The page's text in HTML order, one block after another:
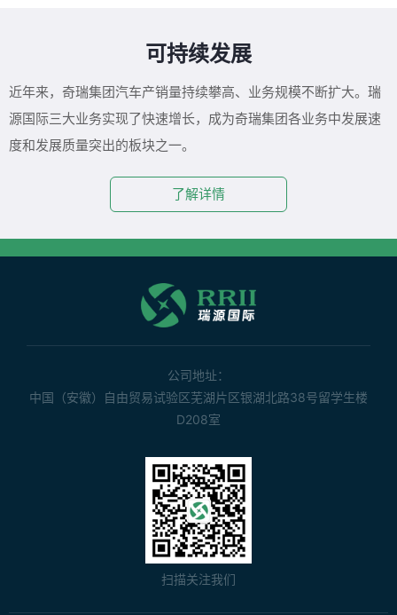
可持续发展
近年来，奇瑞集团汽车产销量持续攀高、业务规模不断扩大。瑞
源国际三大业务实现了快速增长，成为奇瑞集团各业务中发展速
度和发展质量突出的板块之一。
了解详情
公司地址：
中国（安徽）自由贸易试验区芜湖片区银湖北路38号留学生楼
D208室
扫描关注我们